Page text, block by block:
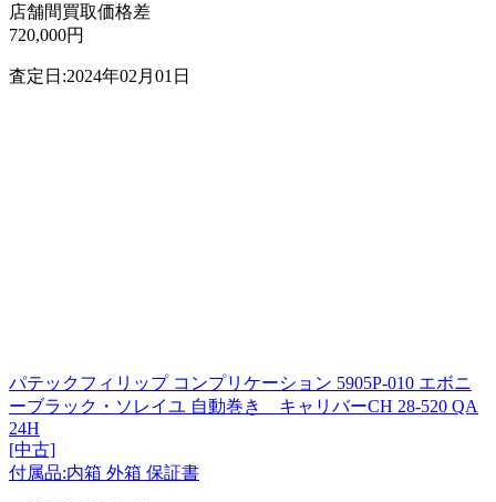
店舗間買取価格差
720,000円
査定日:2024年02月01日
パテックフィリップ コンプリケーション 5905P-010 エボニ
ーブラック・ソレイユ 自動巻き キャリバーCH 28-520 QA
24H
[中古]
付属品:内箱 外箱 保証書